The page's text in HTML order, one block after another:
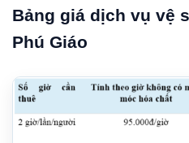
Bảng giá dịch vụ vệ
Phú Giáo